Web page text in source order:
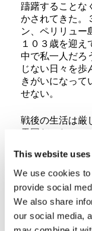
This website
We use cookies
provide social
We also share
our social media,
躊躇することな
かされてきた。
ン、ペリリュー
１０３歳を迎
中で私一人だろ
じない日々を歩
きがいになって
せない。
戦後の生活は厳
天国だった。い
っていた。身の
のは、死線を越
世界中でベスト
神心理学者ヴ
と霧』に、「幸